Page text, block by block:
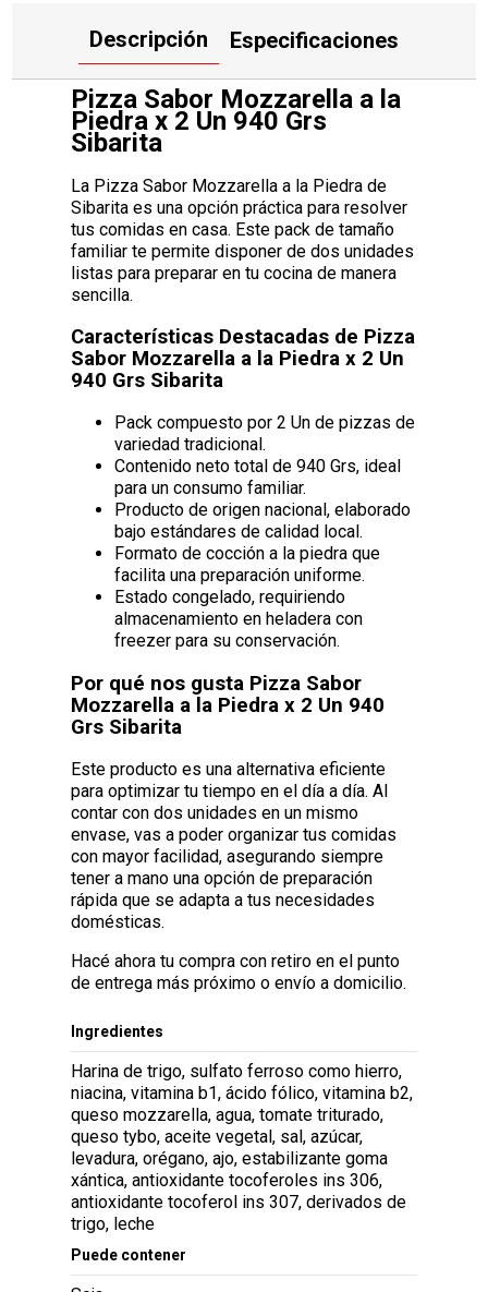
Descripción Especificaciones
Pizza Sabor Mozzarella a la
Piedra x 2 Un 940 Grs
Sibarita
La Pizza Sabor Mozzarella a la Piedra de
Sibarita es una opción práctica para resolver
tus comidas en casa. Este pack de tamaño
familiar te permite disponer de dos unidades
listas para preparar en tu cocina de manera
sencilla.
Características Destacadas de Pizza
Sabor Mozzarella a la Piedra x 2 Un
940 Grs Sibarita
Pack compuesto por 2 Un de pizzas de
variedad tradicional.
Contenido neto total de 940 Grs, ideal
para un consumo familiar.
Producto de origen nacional, elaborado
bajo estándares de calidad local.
Formato de cocción a la piedra que
facilita una preparación uniforme.
Estado congelado, requiriendo
almacenamiento en heladera con
freezer para su conservación.
Por qué nos gusta Pizza Sabor
Mozzarella a la Piedra x 2 Un 940
Grs Sibarita
Este producto es una alternativa eficiente
para optimizar tu tiempo en el día a día. Al
contar con dos unidades en un mismo
envase, vas a poder organizar tus comidas
con mayor facilidad, asegurando siempre
tener a mano una opción de preparación
rápida que se adapta a tus necesidades
domésticas.
Hacé ahora tu compra con retiro en el punto
de entrega más próximo o envío a domicilio.
Ingredientes
Harina de trigo, sulfato ferroso como hierro,
niacina, vitamina b1, ácido fólico, vitamina b2,
queso mozzarella, agua, tomate triturado,
queso tybo, aceite vegetal, sal, azúcar,
levadura, orégano, ajo, estabilizante goma
xántica, antioxidante tocoferoles ins 306,
antioxidante tocoferol ins 307, derivados de
trigo, leche
Puede contener